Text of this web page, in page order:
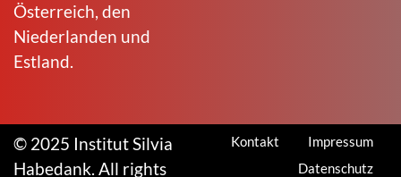
Österreich, den
Niederlanden und
Estland.
© 2025 Institut Silvia
Habedank. All rights
Kontakt
Impressum
Datenschutz